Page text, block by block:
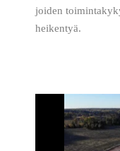
joiden
heikentyä.